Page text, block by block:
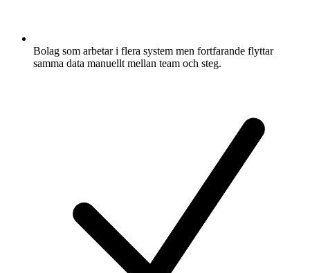
Bolag som arbetar i flera system men fortfarande flyttar
samma data manuellt mellan team och steg.